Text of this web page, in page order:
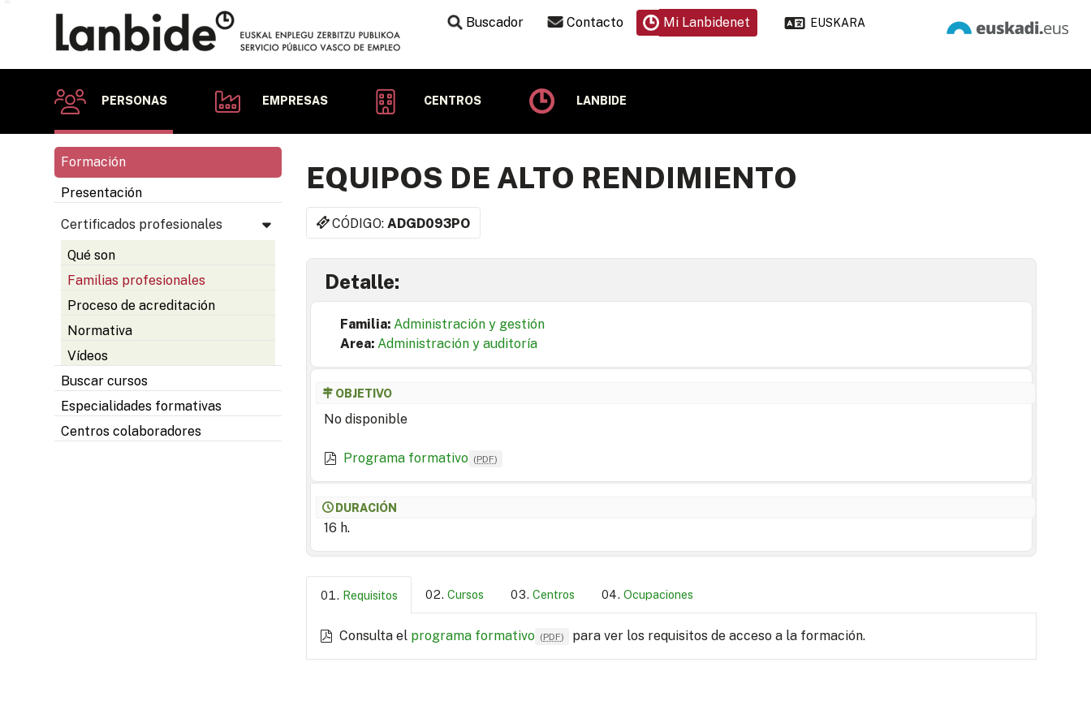
Buscador Contacto Mi Lanbidenet EUSKARA
PERSONAS EMPRESAS CENTROS LANBIDE
Formación
Presentación
Certificados profesionales
Qué son
Familias profesionales
Proceso de acreditación
Normativa
Vídeos
Buscar cursos
Especialidades formativas
Centros colaboradores
EQUIPOS DE ALTO RENDIMIENTO
CÓDIGO:ADGD093PO
Detalle:
Familia: Administración y gestión
Area: Administración y auditoría
OBJETIVO
No disponible
Programa formativo (PDF)
DURACIÓN
16 h.
Requisitos Cursos Centros Ocupaciones
Consulta el programa formativo (PDF) para ver los requisitos de acceso a la formación.